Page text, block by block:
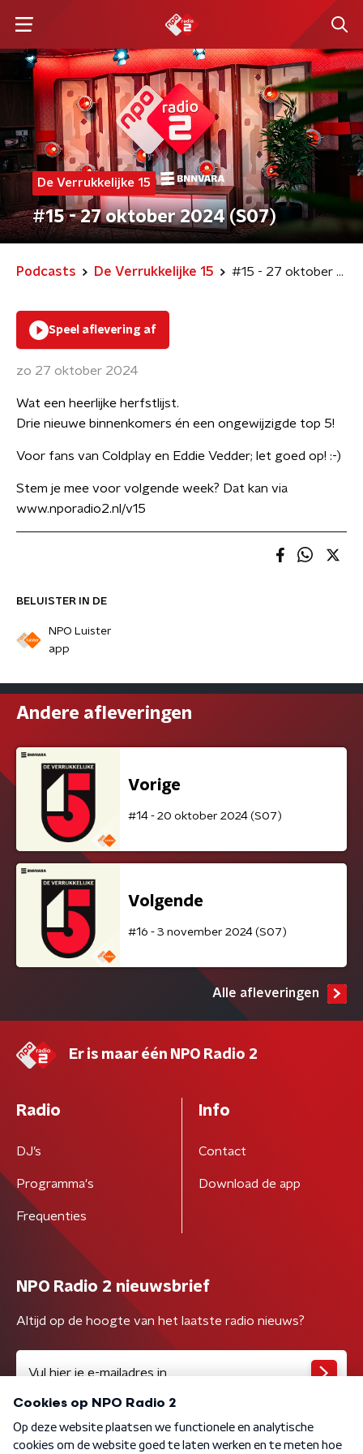
De Verrukkelijke 15
#15 - 27 oktober 2024 (S07)
Podcasts De Verrukkelijke 15 #15 - 27 oktober 2024 (S07)
BELUISTER IN DE
NPO Luister
app
Speel aflevering af
zo 27 oktober 2024
Wat een heerlijke herfstlijst.
Drie nieuwe binnenkomers én een ongewijzigde top 5!
Voor fans van Coldplay en Eddie Vedder; let goed op! :-)
Stem je mee voor volgende week? Dat kan via
www.nporadio2.nl/v15
Andere afleveringen
Vorige
#14 - 20 oktober 2024 (S07)
Volgende
#16 - 3 november 2024 (S07)
Alle afleveringen
Er is maar één NPO Radio 2
Radio
DJ’s
Programma's
Frequenties
Info
Contact
Download de app
NPO Radio 2 nieuwsbrief
Altijd op de hoogte van het laatste radio nieuws?